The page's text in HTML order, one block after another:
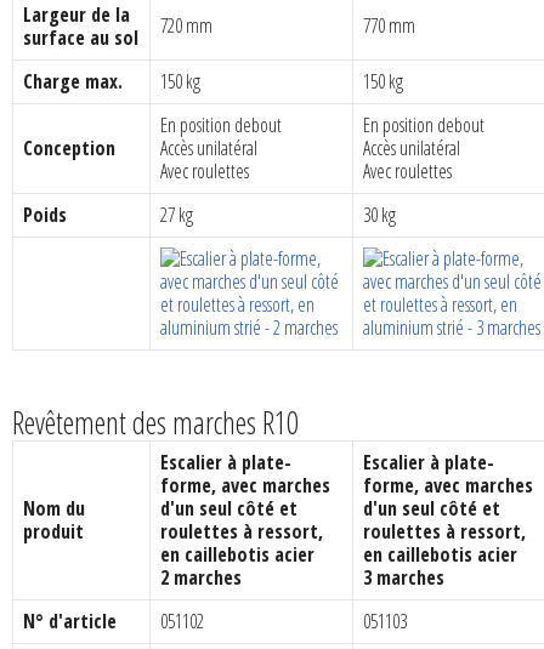
Largeur de la
surface au sol
720 mm 770 mm
Charge max. 150 kg 150 kg
Conception
En position debout
Accès unilatéral
Avec roulettes
En position debout
Accès unilatéral
Avec roulettes
Poids
27 kg 30 kg
Revêtement des marches R10
Nom du
produit
Escalier à plate-
forme, avec marches
d'un seul côté et
roulettes à ressort,
en caillebotis acier
2 marches
Escalier à plate-
forme, avec marches
d'un seul côté et
roulettes à ressort,
en caillebotis acier
3 marches
N° d'article
051102
051103